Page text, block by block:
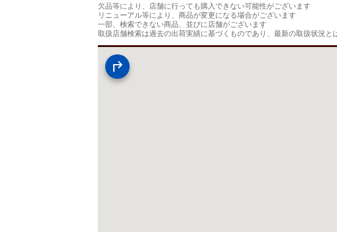
欠品等により、店舗に行っても購入できない可能性がございます
リニューアル等により、商品が変更になる場合がございます
一部、検索できない商品、並びに店舗がございます
取扱店舗検索は過去の出荷実績に基づくものであり、最新の取扱状況と